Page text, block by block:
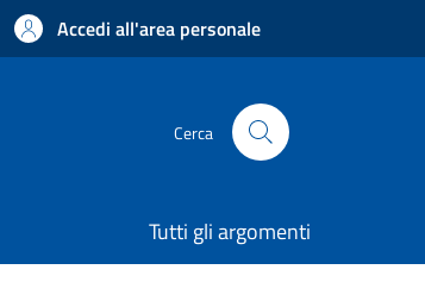
Accedi all'area personale
Cerca
Tutti gli argomenti